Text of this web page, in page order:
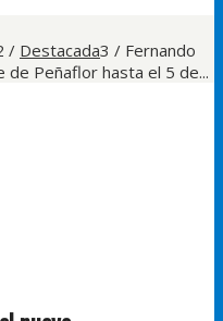
/ Destacada3 / Fernando
de Peñaflor hasta el 5 de...